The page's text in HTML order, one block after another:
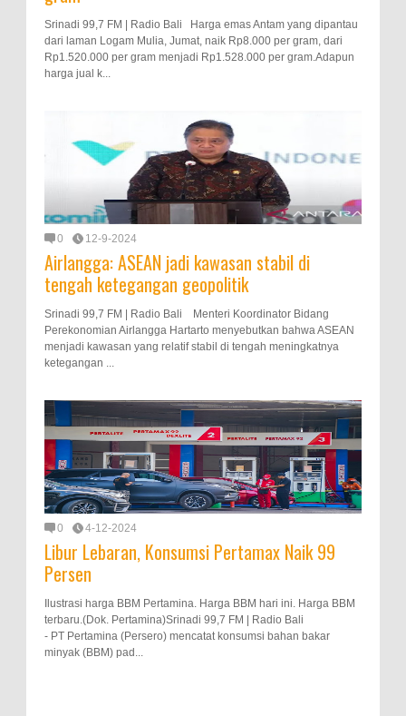
Srinadi 99,7 FM | Radio Bali Harga emas Antam yang dipantau
dari laman Logam Mulia, Jumat, naik Rp8.000 per gram, dari
Rp1.520.000 per gram menjadi Rp1.528.000 per gram.Adapun
harga jual k...
0 12-9-2024
Airlangga: ASEAN jadi kawasan stabil di
tengah ketegangan geopolitik
Srinadi 99,7 FM | Radio Bali Menteri Koordinator Bidang
Perekonomian Airlangga Hartarto menyebutkan bahwa ASEAN
menjadi kawasan yang relatif stabil di tengah meningkatnya
ketegangan ...
0 4-12-2024
Libur Lebaran, Konsumsi Pertamax Naik 99
Persen
Ilustrasi harga BBM Pertamina. Harga BBM hari ini. Harga BBM
terbaru.(Dok. Pertamina)Srinadi 99,7 FM | Radio Bali
- PT Pertamina (Persero) mencatat konsumsi bahan bakar
minyak (BBM) pad...